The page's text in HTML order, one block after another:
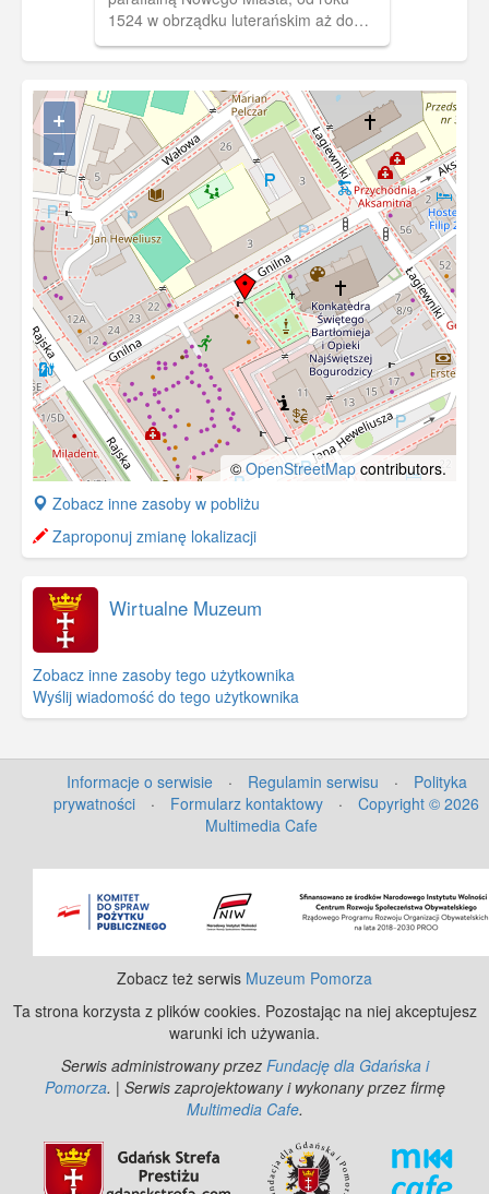
1524 w obrządku luterańskim aż do
czasu zakończenia wojny. Do roku 1990
opiekę sprawowali tu jezuici a następnie
stał się kościołem ekumenicznym by w
roku 1996 stać się konkatedrą
grekokatolicką i funkcjonować jako
Cerkiew św. Bartłomieja i Opieki
Najświętszej Bogurodzicy.
+
−
© OpenStreetMapcontributors.
+
−
Zobacz inne zasoby w pobliżu
Zaproponuj zmianę lokalizacji
Wirtualne Muzeum
Zobacz inne zasoby tego użytkownika
Wyślij wiadomość do tego użytkownika
Informacje o serwisie · Regulamin serwisu ·
Polityka
prywatności
· Formularz kontaktowy ·
Copyright © 2026
Multimedia Cafe
Zobacz też serwis Muzeum Pomorza
Ta strona korzysta z plików cookies. Pozostając na niej akceptujesz
warunki ich używania.
Serwis administrowany przez Fundację dla Gdańska i
Pomorza. | Serwis zaprojektowany i wykonany przez firmę
Multimedia Cafe.